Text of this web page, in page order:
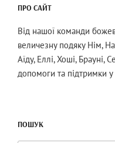
ПРО САЙТ
Від нашої команди
величезну подяку Нім,
Аїду, Еллі, Хоші, Брауні,
допомоги та підтримки
ПОШУК